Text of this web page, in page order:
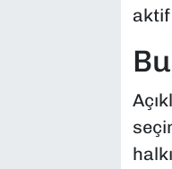
aktif